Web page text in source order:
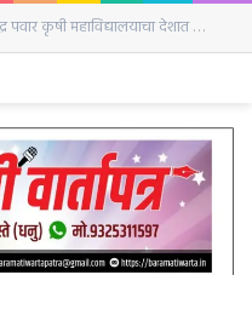
हरित शिक्षणात बारामतीचा झेंडा; डॉ. शरदचंद्र पवार कृषी महाविद्यालयाचा देशात गौरव